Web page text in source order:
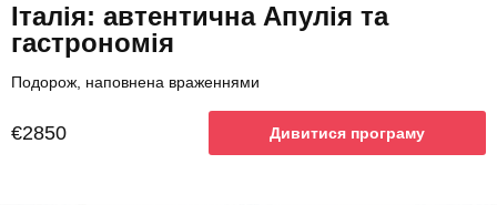
Італія: автентична Апулія та
гастрономія
Подорож, наповнена враженнями
€2850 Дивитися програму